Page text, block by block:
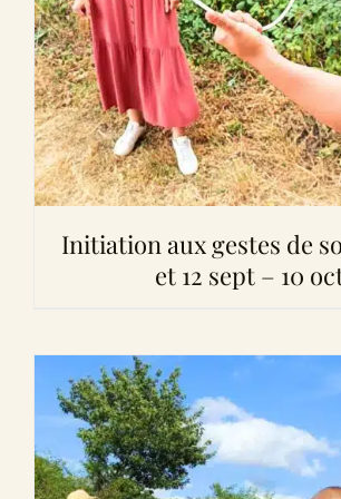
Initiation aux gestes de
et 12 sept – 10